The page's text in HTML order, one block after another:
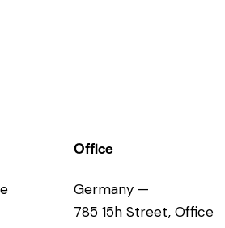
Office
Germany —
785 15h Street, Office